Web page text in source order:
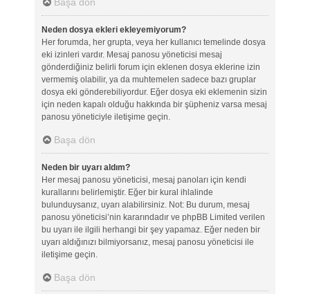
Neden dosya ekleri ekleyemiyorum?
Her forumda, her grupta, veya her kullanıcı temelinde dosya
eki izinleri vardır. Mesaj panosu yöneticisi mesaj
gönderdiğiniz belirli forum için eklenen dosya eklerine izin
vermemiş olabilir, ya da muhtemelen sadece bazı gruplar
dosya eki gönderebiliyordur. Eğer dosya eki eklemenin sizin
için neden kapalı olduğu hakkında bir şüpheniz varsa mesaj
panosu yöneticiyle iletişime geçin.
Başa dön
Neden bir uyarı aldım?
Her mesaj panosu yöneticisi, mesaj panoları için kendi
kurallarını belirlemiştir. Eğer bir kural ihlalinde
bulunduysanız, uyarı alabilirsiniz. Not: Bu durum, mesaj
panosu yöneticisi’nin kararındadır ve phpBB Limited verilen
bu uyarı ile ilgili herhangi bir şey yapamaz. Eğer neden bir
uyarı aldığınızı bilmiyorsanız, mesaj panosu yöneticisi ile
iletişime geçin.
Başa dön